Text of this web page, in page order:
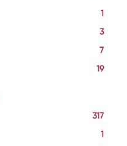
1
3
7
19
317
1